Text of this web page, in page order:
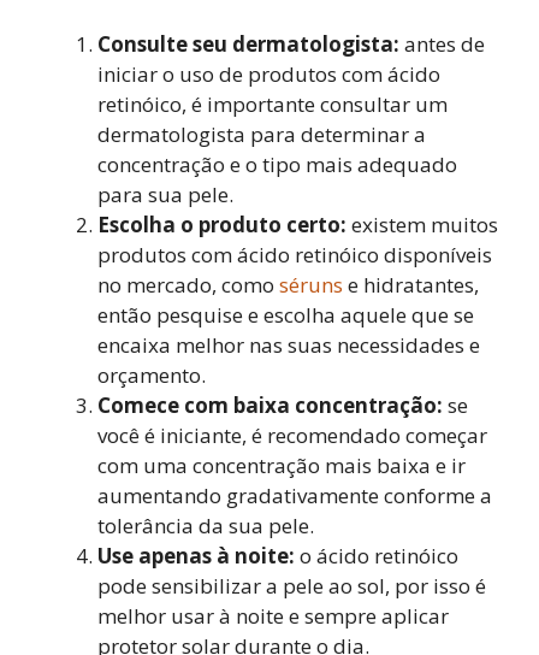
Consulte seu dermatologista: antes de
iniciar o uso de produtos com ácido
retinóico, é importante consultar um
dermatologista para determinar a
concentração e o tipo mais adequado
para sua pele.
Escolha o produto certo: existem muitos
produtos com ácido retinóico disponíveis
no mercado, como séruns e hidratantes,
então pesquise e escolha aquele que se
encaixa melhor nas suas necessidades e
orçamento.
Comece com baixa concentração: se
você é iniciante, é recomendado começar
com uma concentração mais baixa e ir
aumentando gradativamente conforme a
tolerância da sua pele.
Use apenas à noite: o ácido retinóico
pode sensibilizar a pele ao sol, por isso é
melhor usar à noite e sempre aplicar
protetor solar durante o dia.